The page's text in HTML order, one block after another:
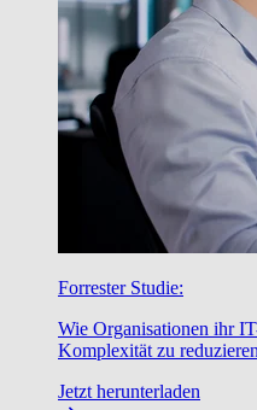
Forrester Studie:
Wie Organisationen ihr
Komplexität zu
Jetzt herunterladen